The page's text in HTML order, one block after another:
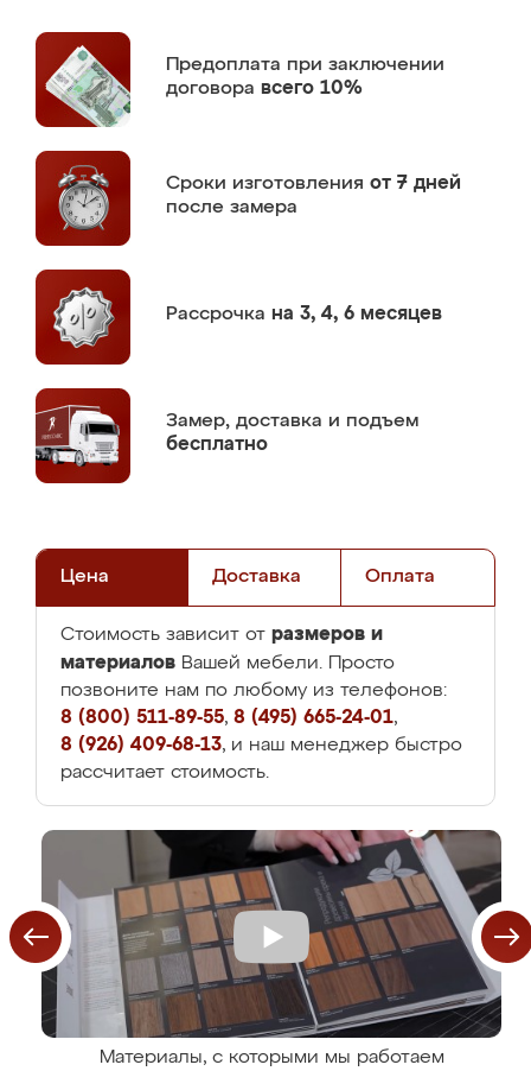
Предоплата при заключении
договора всего 10%
Сроки изготовления от 7 дней
после замера
Рассрочка на 3, 4, 6 месяцев
Замер, доставка и подъем
бесплатно
Цена Доставка Оплата
Стоимость зависит от размеров и
материалов Вашей мебели. Просто
позвоните нам по любому из телефонов:
8 (800) 511-89-55, 8 (495) 665-24-01,
8 (926) 409-68-13, и наш менеджер быстро
рассчитает стоимость.
Материалы, с которыми мы работаем